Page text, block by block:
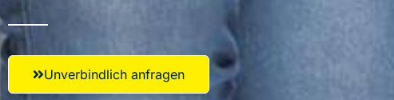
Unverbindlich anfragen